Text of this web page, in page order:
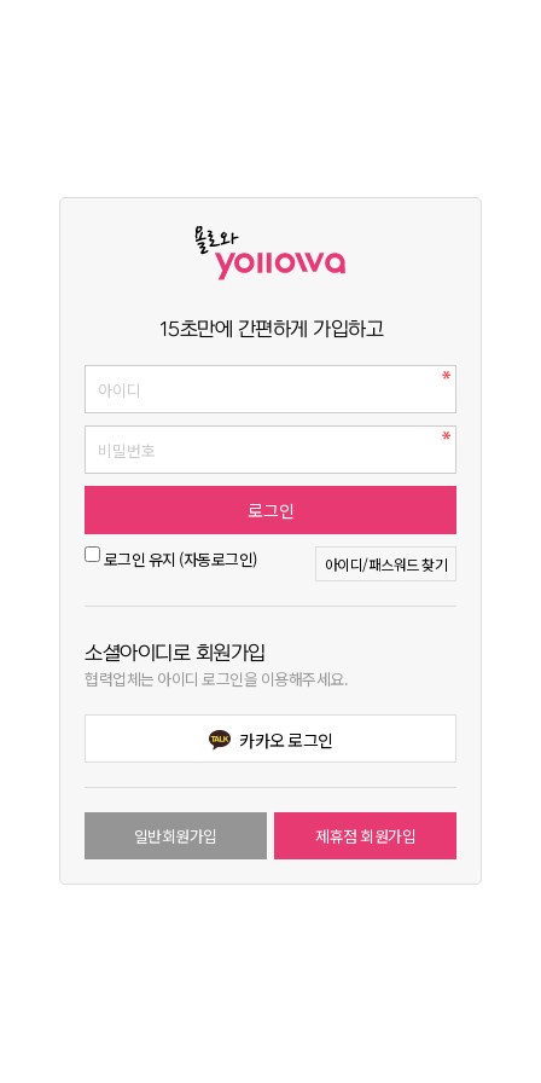
15초만에 간편하게 가입하고
로그인 유지 (자동로그인) 아이디/패스워드 찾기
소셜아이디로 회원가입
협력업체는 아이디 로그인을 이용해주세요.
카카오 로그인
일반회원가입 제휴점 회원가입